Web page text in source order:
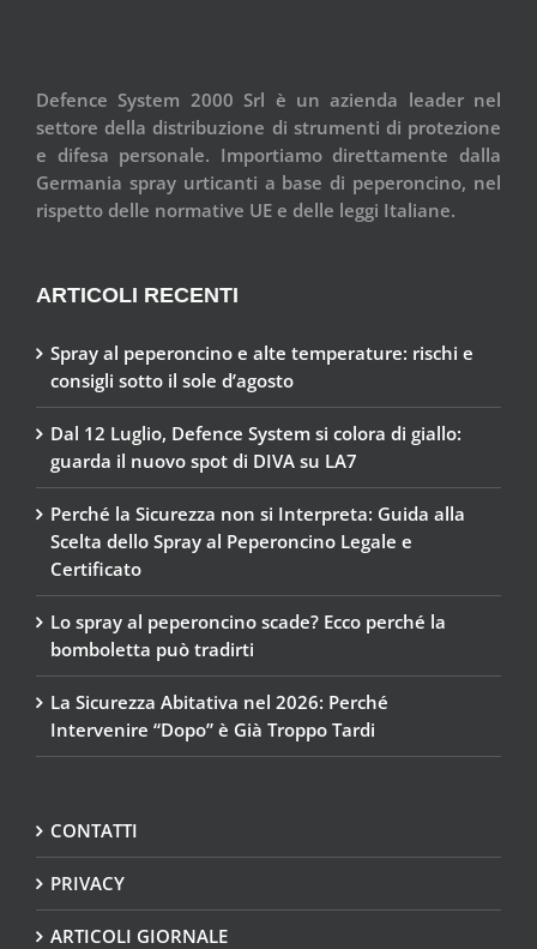
Defence System 2000 Srl è un azienda leader nel
settore della distribuzione di strumenti di protezione
e difesa personale. Importiamo direttamente dalla
Germania spray urticanti a base di peperoncino, nel
rispetto delle normative UE e delle leggi Italiane.
ARTICOLI RECENTI
Spray al peperoncino e alte temperature: rischi e
consigli sotto il sole d’agosto
Dal 12 Luglio, Defence System si colora di giallo:
guarda il nuovo spot di DIVA su LA7
Perché la Sicurezza non si Interpreta: Guida alla
Scelta dello Spray al Peperoncino Legale e
Certificato
Lo spray al peperoncino scade? Ecco perché la
bomboletta può tradirti
La Sicurezza Abitativa nel 2026: Perché
Intervenire “Dopo” è Già Troppo Tardi
CONTATTI
PRIVACY
ARTICOLI GIORNALE